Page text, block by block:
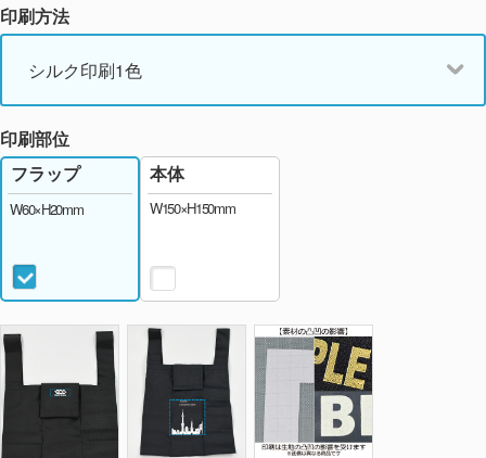
印刷方法
シルク印刷1色
印刷部位
フラップ
W60×H20mm
本体
W150×H150mm